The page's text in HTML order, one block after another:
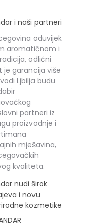
i naši partneri
oduvijek
aromatičnom i
odlični
je garancija više
Ljbilja budu
partneri iz
proizvodnje i
mješavina,
kvaliteta.
nudi širok
i novu
kozmetike